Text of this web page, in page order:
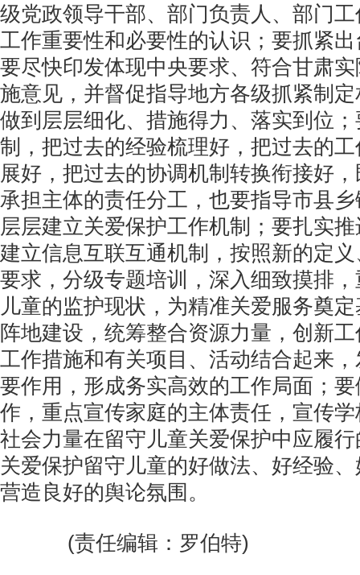
级党政领导干部、部门负责人、部门
工作重要性和必要性的认识；要抓紧
要尽快印发体现中央要求、符合甘肃
施意见，并督促指导地方各级抓紧制
做到层层细化、措施得力、落实到位
制，把过去的经验梳理好，把过去的
展好，把过去的协调机制转换衔接好
承担主体的责任分工，也要指导市县
层层建立关爱保护工作机制；要扎实
建立信息互联互通机制，按照新的定
要求，分级专题培训，深入细致摸排
儿童的监护现状，为精准关爱服务奠
阵地建设，统筹整合资源力量，创新
工作措施和有关项目、活动结合起来
要作用，形成务实高效的工作局面；
作，重点宣传家庭的主体责任，宣传
社会力量在留守儿童关爱保护中应履
关爱保护留守儿童的好做法、好经验
营造良好的舆论氛围。
(责任编辑：罗伯特)